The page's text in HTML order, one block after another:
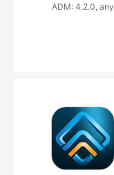
ADM: 4.2.0, any